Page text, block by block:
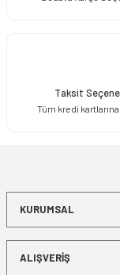
Taksit
Tüm kredi
KURUMSAL
ALIŞVERİŞ